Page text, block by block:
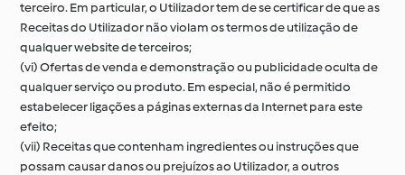
terceiro. Em particular, o Utilizador tem de se certificar de que as
Receitas do Utilizador não violam os termos de utilização de
qualquer website de terceiros;
(vi) Ofertas de venda e demonstração ou publicidade oculta de
qualquer serviço ou produto. Em especial, não é permitido
estabelecer ligações a páginas externas da Internet para este
efeito;
(vii) Receitas que contenham ingredientes ou instruções que
possam causar danos ou prejuízos ao Utilizador, a outros